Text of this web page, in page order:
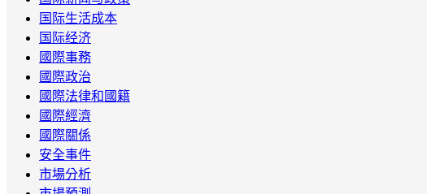
国际生活成本
国际经济
國際事務
國際政治
國際法律和國籍
國際經濟
國際關係
安全事件
市場分析